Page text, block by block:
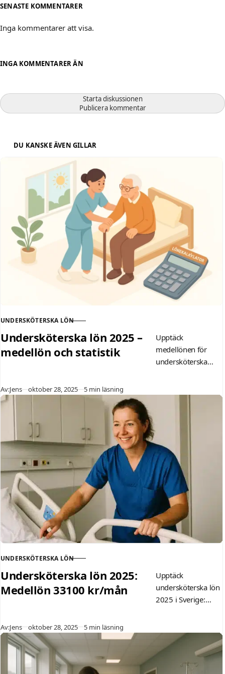
SENASTE KOMMENTARER
Inga kommentarer att visa.
INGA KOMMENTARER ÄN
Starta diskussionen
Publicera kommentar
DU KANSKE ÄVEN GILLAR
KATEGORI
UNDERSKÖTERSKA LÖN
Undersköterska lön 2025 –
medellön och statistik
Upptäck
medellönen för
undersköterska
Läs om faktorer
lön inom vård och
omsorg, plus tips
för förhandling.
Av:Jens Publicerad
oktober 28, 2025 5 min läsning
KATEGORI
UNDERSKÖTERSKA LÖN
Undersköterska lön 2025:
Medellön 33100 kr/mån
Upptäck
undersköterska lön
2025 i Sverige:
SCB och
Kommunal. Läs om
faktorer som
Av:Jens Publicerad
oktober 28, 2025 5 min läsning